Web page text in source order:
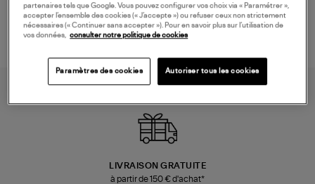
LIVRAISON GRATUITE
à partir de 150 € d'achat*
partenaires tels que Google. Vous pouvez configurer vos choix via « Paramétrer »,
accepter l’ensemble des cookies (« J’accepte ») ou refuser ceux non strictement
nécessaires (« Continuer sans accepter »). Pour en savoir plus sur l’utilisation de
vos données,
consulter notre politique de cookies
Paramètres des cookies Autoriser tous les cookies